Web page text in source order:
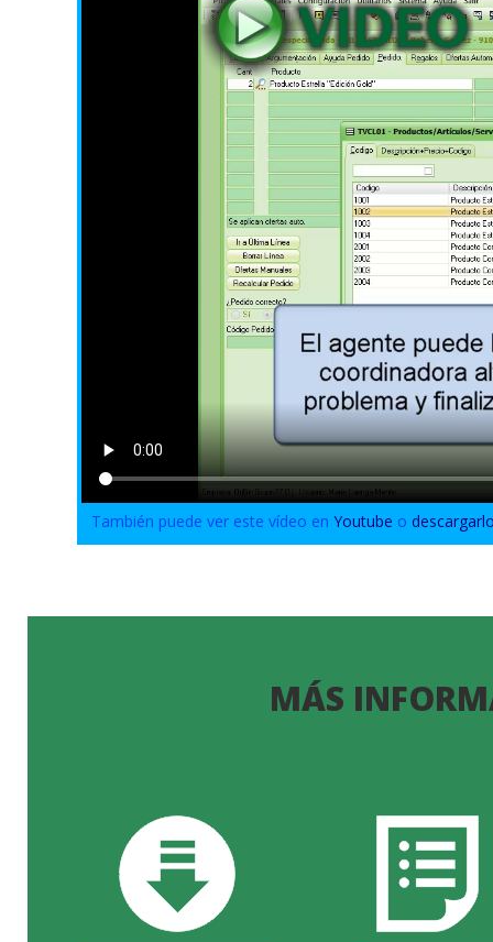
También puede ver este vídeo enYoutube o
MÁS